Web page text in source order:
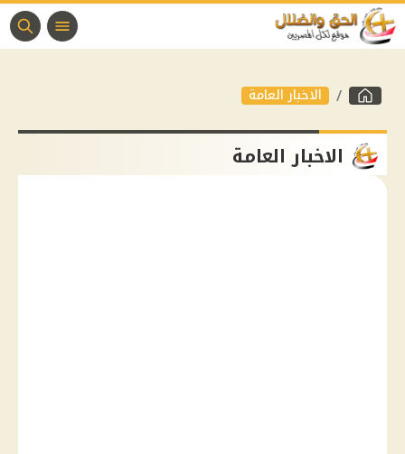
الاخبار العامة
الاخبار العامة